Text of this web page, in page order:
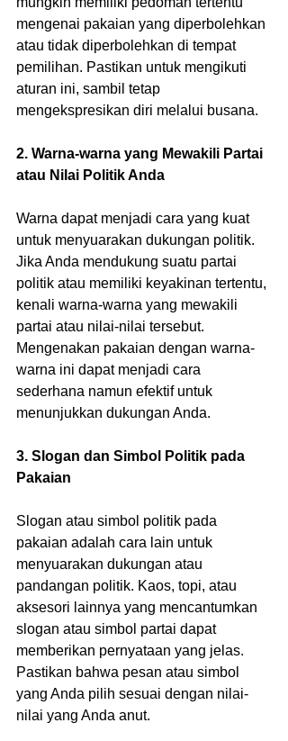
mengenai pakaian yang diperbolehkan
atau tidak diperbolehkan di tempat
pemilihan. Pastikan untuk mengikuti
aturan ini, sambil tetap
mengekspresikan diri melalui busana.
2. Warna-warna yang Mewakili Partai
atau Nilai Politik Anda
Warna dapat menjadi cara yang kuat
untuk menyuarakan dukungan politik.
Jika Anda mendukung suatu partai
politik atau memiliki keyakinan tertentu,
kenali warna-warna yang mewakili
partai atau nilai-nilai tersebut.
Mengenakan pakaian dengan warna-
warna ini dapat menjadi cara
sederhana namun efektif untuk
menunjukkan dukungan Anda.
3. Slogan dan Simbol Politik pada
Pakaian
Slogan atau simbol politik pada
pakaian adalah cara lain untuk
menyuarakan dukungan atau
pandangan politik. Kaos, topi, atau
aksesori lainnya yang mencantumkan
slogan atau simbol partai dapat
memberikan pernyataan yang jelas.
Pastikan bahwa pesan atau simbol
yang Anda pilih sesuai dengan nilai-
nilai yang Anda anut.